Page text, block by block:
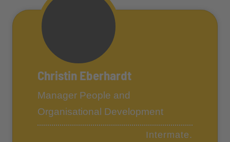
Christin Eberhardt
Manager People and
Organisational Development
Intermate.